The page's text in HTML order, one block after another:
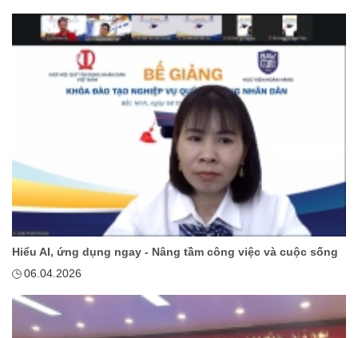
Hiểu AI, ứng dụng ngay - Nâng tầm công việc và cuộc sống
06.04.2026